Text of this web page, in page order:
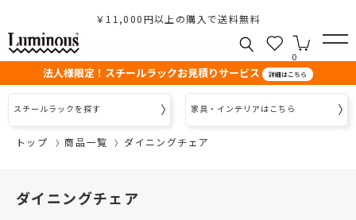
￥11,000円以上の購入で送料無料
0
法人様限定！スチールラックお見積りサービス 詳細はこちら
スチールラックを探す 家具・インテリアはこちら
トップ 商品一覧 ダイニングチェア
ダイニングチェア